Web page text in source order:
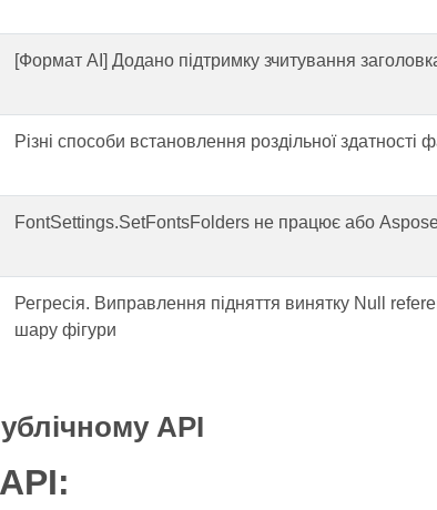
[Формат AI] Додано підтримку зчитування
Різні способи встановлення роздільної
FontSettings.SetFontsFolders не працює або
Регресія. Виправлення підняття винятку Null
шару фігури
API